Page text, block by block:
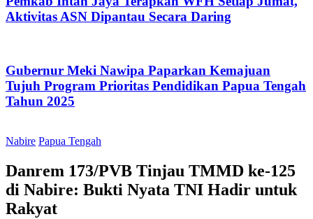
Aktivitas ASN Dipantau Secara Daring
Gubernur Meki Nawipa Paparkan Kemajuan
Tujuh Program Prioritas Pendidikan Papua Tengah
Tahun 2025
Nabire Papua Tengah
Danrem 173/PVB Tinjau TMMD ke-125
di Nabire: Bukti Nyata TNI Hadir untuk
Rakyat